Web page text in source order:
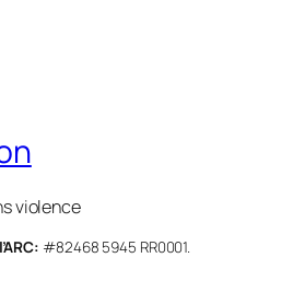
violence
#82468 5945 RR0001.